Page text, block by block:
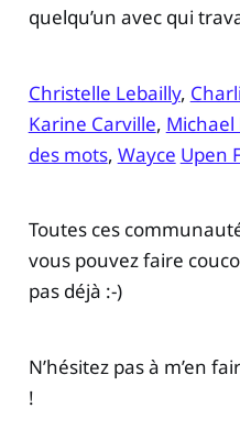
quelqu’un avec qui
Christelle Lebailly,
Karine Carville, Michael
des mots, Wayce Upen
Toutes ces
vous pouvez faire
pas déjà :-)
N’hésitez pas à m’en
!